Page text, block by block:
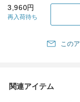
3,960円
再入荷待ち
この
関連アイテム